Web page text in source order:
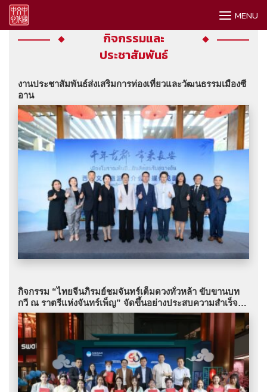
Skip
content
MENU
กิจกรรมและ
ประชาสัมพันธ์
งานประชาสัมพันธ์ส่งเสริมการท่องเที่ยวและวัฒนธรรมเมืองซี
อาน
กิจกรรม “ไทยจีนภิรมย์ชมจันทร์เต็มดวงทั่วหล้า ขับขานบท
กวี ณ ราตรีแห่งจันทร์เพ็ญ” จัดขึ้นอย่างประสบความสำเร็จที่
กรุงเทพฯ